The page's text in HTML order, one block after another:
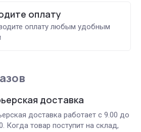
оплату
оплату любым удобным
доставка
доставка работает с 9.00 до
Когда товар поступит на склад,